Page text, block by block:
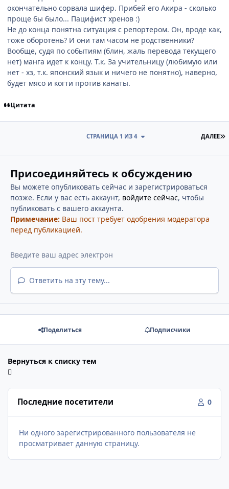
окончательно сорвала шифер. Прибей его Акира - сколько
проще бы было... Пацифист хренов :)
Не до конца понятна ситуация с репортером. Он, вроде как,
тоже оборотень? И они там часом не родственники?
Вообще, судя по событиям (блин, жаль перевода текущего
нет) манга идет к концу. Т.к. За учительницу (любимую или
нет - хз, т.к. японский язык и ничего не понятно), наверно,
будет мясо и когти против канаты.
Цитата
ДАЛЕЕ
СТРАНИЦА 1 ИЗ 4
Присоединяйтесь к обсуждению
Вы можете опубликовать сейчас и зарегистрироваться
позже. Если у вас есть аккаунт, войдите сейчас, чтобы
публиковать с вашего аккаунта.
Примечание: Ваш пост требует одобрения модератора
перед публикацией.
Ответить на эту тему...
Поделиться Подписчики
Вернуться к списку тем
Последние посетители 0
Ни одного зарегистрированного пользователя не
просматривает данную страницу.